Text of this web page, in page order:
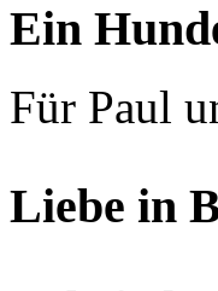
Ein
Für Paul
Liebe in